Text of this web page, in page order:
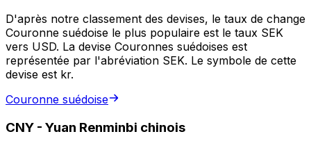
D'après notre classement des devises, le taux de change
Couronne suédoise le plus populaire est le taux SEK
vers USD. La devise Couronnes suédoises est
représentée par l'abréviation SEK. Le symbole de cette
devise est kr.
Couronne suédoise
CNY - Yuan Renminbi chinois